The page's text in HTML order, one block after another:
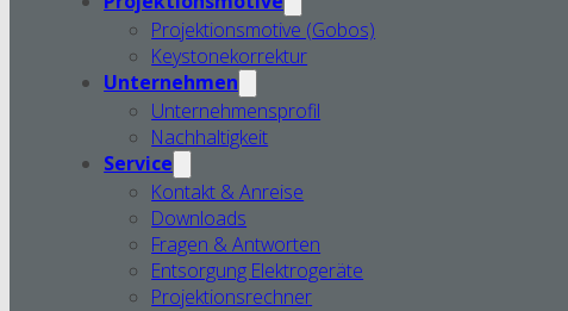
Projektionsmotive (Gobos)
Keystonekorrektur
Unternehmen
Unternehmensprofil
Nachhaltigkeit
Service
Kontakt & Anreise
Downloads
Fragen & Antworten
Entsorgung Elektrogeräte
Projektionsrechner